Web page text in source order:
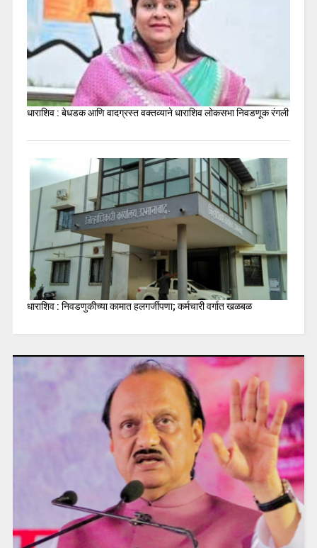
धाराशिव : बेधडक आणि वादग्रस्त वक्तव्याने धाराशिव लोकसभा निवडणूक रंगली
धाराशिव : निवडणुकीच्या कामात हलगर्जीपणा; कर्मचारी वर्गात खळबळ